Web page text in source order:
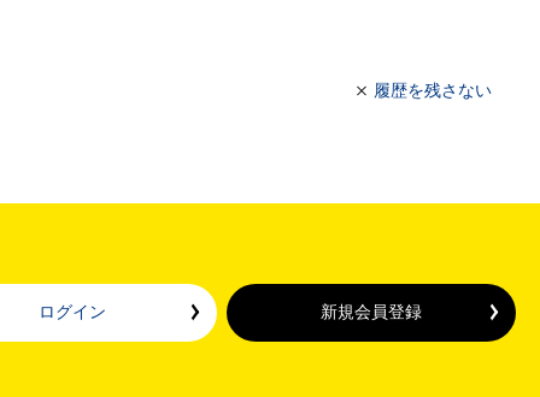
履歴を残さない
ログイン 新規会員登録